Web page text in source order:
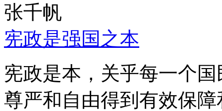
张千帆
宪政是强国之本
宪政是本，关乎每一个
尊严和自由得到有效保